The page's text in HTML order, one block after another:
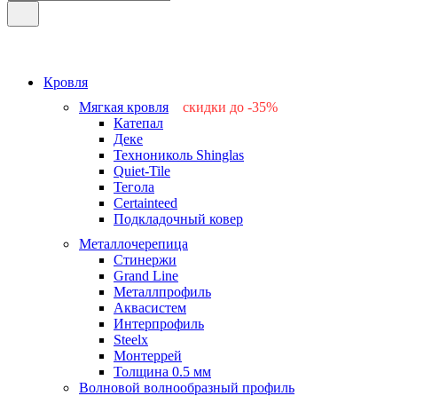
Кровля
Мягкая кровля
скидки до -35%
Катепал
Деке
Технониколь Shinglas
Quiet-Tile
Тегола
Certainteed
Подкладочный ковер
Металлочерепица
Стинержи
Grand Line
Металлпрофиль
Аквасистем
Интерпрофиль
Steelx
Монтеррей
Толщина 0.5 мм
Волновой волнообразный профиль